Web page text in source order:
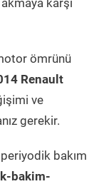
karşı
ömrünü
Renault
ve
gerekir.
periyodik bakım
bakim-